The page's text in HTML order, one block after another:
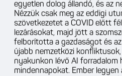
egyetlen dolog állandó, és az
Nézzük csak meg az eddigi
szövetkezetet a COVID előtt
lezárásokat, majd jött a
felborította a gazdaságot és
újabb nemzetközi
nyakunkon lévő AI forradalom
mindennapokat. Ember